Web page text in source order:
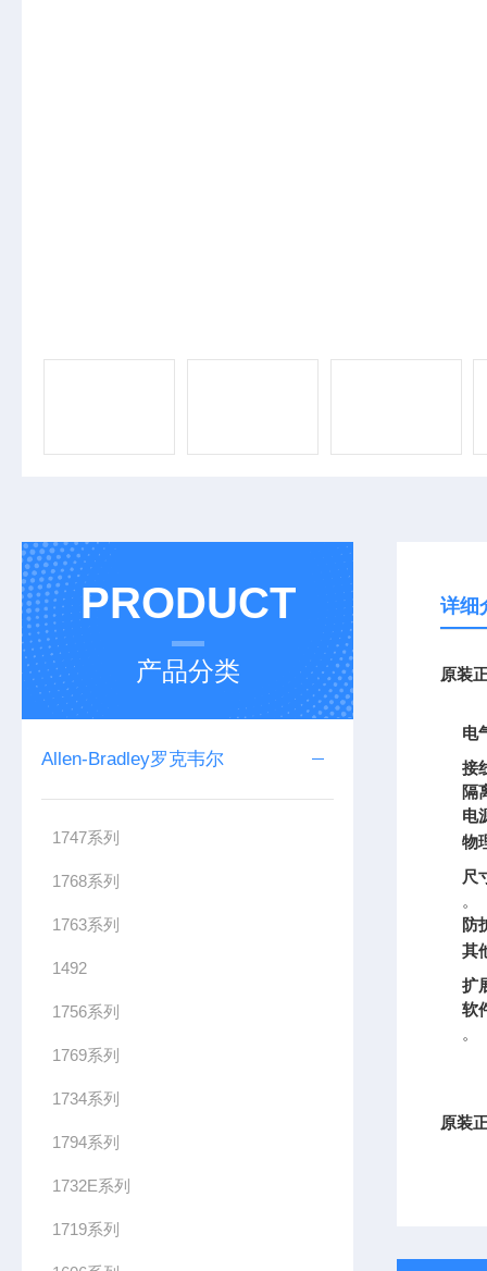
PRODUCT
产品分类
Allen-Bradley罗克韦尔
1747系列
1768系列
1763系列
1492
1756系列
1769系列
1734系列
1794系列
1732E系列
1719系列
详细
原装
电
接
隔
电
物
尺
。
防
其
扩
软
。
原装